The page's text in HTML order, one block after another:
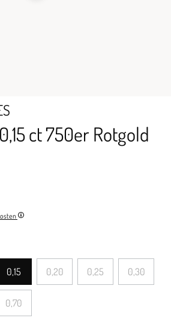
ct 750er Rotgold
0,15 0,20 0,25 0,30
0,70